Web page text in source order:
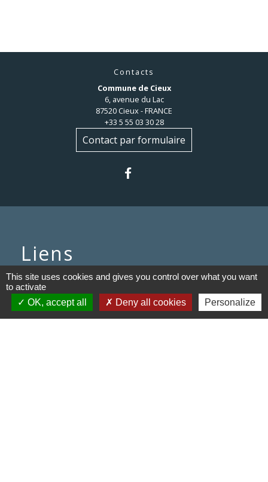
Contacts
Commune de Cieux
6, avenue du Lac
87520 Cieux - FRANCE
+33 5 55 03 30 28
Contact par formulaire
Liens
Communauté de communes du
Haut Limousin
Le tourisme en Haut Limousin
This site uses cookies and gives you control over what you want
to activate
OK, accept all
Deny all cookies Personalize